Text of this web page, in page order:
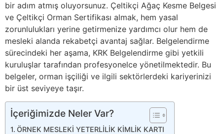
bir adım atmış oluyorsunuz. Çeltikçi Ağaç Kesme Belgesi
ve Çeltikçi Orman Sertifikası almak, hem yasal
zorunlulukları yerine getirmenize yardımcı olur hem de
mesleki alanda rekabetçi avantaj sağlar. Belgelendirme
sürecindeki her aşama, KRK Belgelendirme gibi yetkili
kuruluşlar tarafından profesyonelce yönetilmektedir. Bu
belgeler, orman işçiliği ve ilgili sektörlerdeki kariyerinizi
bir üst seviyeye taşır.
İçeriğimizde Neler Var?
ÖRNEK MESLEKİ YETERLİLİK KİMLİK KARTI